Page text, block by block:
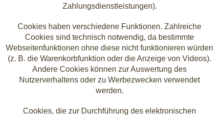
Zahlungsdienstleistungen).
Cookies haben verschiedene Funktionen. Zahlreiche
Cookies sind technisch notwendig, da bestimmte
Webseitenfunktionen ohne diese nicht funktionieren würden
(z. B. die Warenkorbfunktion oder die Anzeige von Videos).
Andere Cookies können zur Auswertung des
Nutzerverhaltens oder zu Werbezwecken verwendet
werden.
Cookies, die zur Durchführung des elektronischen